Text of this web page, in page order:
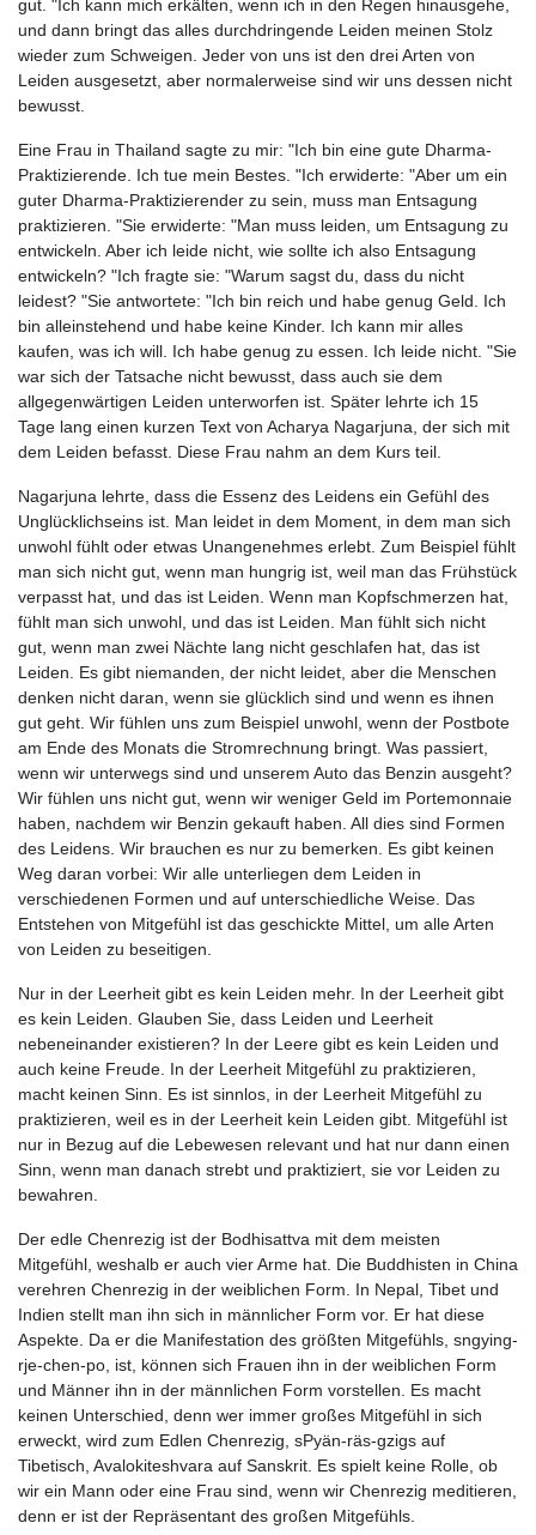
gut. "Ich kann mich erkälten, wenn ich in den Regen hinausgehe,
und dann bringt das alles durchdringende Leiden meinen Stolz
wieder zum Schweigen. Jeder von uns ist den drei Arten von
Leiden ausgesetzt, aber normalerweise sind wir uns dessen nicht
bewusst.
Eine Frau in Thailand sagte zu mir: "Ich bin eine gute Dharma-
Praktizierende. Ich tue mein Bestes. "Ich erwiderte: "Aber um ein
guter Dharma-Praktizierender zu sein, muss man Entsagung
praktizieren. "Sie erwiderte: "Man muss leiden, um Entsagung zu
entwickeln. Aber ich leide nicht, wie sollte ich also Entsagung
entwickeln? "Ich fragte sie: "Warum sagst du, dass du nicht
leidest? "Sie antwortete: "Ich bin reich und habe genug Geld. Ich
bin alleinstehend und habe keine Kinder. Ich kann mir alles
kaufen, was ich will. Ich habe genug zu essen. Ich leide nicht. "Sie
war sich der Tatsache nicht bewusst, dass auch sie dem
allgegenwärtigen Leiden unterworfen ist. Später lehrte ich 15
Tage lang einen kurzen Text von Acharya Nagarjuna, der sich mit
dem Leiden befasst. Diese Frau nahm an dem Kurs teil.
Nagarjuna lehrte, dass die Essenz des Leidens ein Gefühl des
Unglücklichseins ist. Man leidet in dem Moment, in dem man sich
unwohl fühlt oder etwas Unangenehmes erlebt. Zum Beispiel fühlt
man sich nicht gut, wenn man hungrig ist, weil man das Frühstück
verpasst hat, und das ist Leiden. Wenn man Kopfschmerzen hat,
fühlt man sich unwohl, und das ist Leiden. Man fühlt sich nicht
gut, wenn man zwei Nächte lang nicht geschlafen hat, das ist
Leiden. Es gibt niemanden, der nicht leidet, aber die Menschen
denken nicht daran, wenn sie glücklich sind und wenn es ihnen
gut geht. Wir fühlen uns zum Beispiel unwohl, wenn der Postbote
am Ende des Monats die Stromrechnung bringt. Was passiert,
wenn wir unterwegs sind und unserem Auto das Benzin ausgeht?
Wir fühlen uns nicht gut, wenn wir weniger Geld im Portemonnaie
haben, nachdem wir Benzin gekauft haben. All dies sind Formen
des Leidens. Wir brauchen es nur zu bemerken. Es gibt keinen
Weg daran vorbei: Wir alle unterliegen dem Leiden in
verschiedenen Formen und auf unterschiedliche Weise. Das
Entstehen von Mitgefühl ist das geschickte Mittel, um alle Arten
von Leiden zu beseitigen.
Nur in der Leerheit gibt es kein Leiden mehr. In der Leerheit gibt
es kein Leiden. Glauben Sie, dass Leiden und Leerheit
nebeneinander existieren? In der Leere gibt es kein Leiden und
auch keine Freude. In der Leerheit Mitgefühl zu praktizieren,
macht keinen Sinn. Es ist sinnlos, in der Leerheit Mitgefühl zu
praktizieren, weil es in der Leerheit kein Leiden gibt. Mitgefühl ist
nur in Bezug auf die Lebewesen relevant und hat nur dann einen
Sinn, wenn man danach strebt und praktiziert, sie vor Leiden zu
bewahren.
Der edle Chenrezig ist der Bodhisattva mit dem meisten
Mitgefühl, weshalb er auch vier Arme hat. Die Buddhisten in China
verehren Chenrezig in der weiblichen Form. In Nepal, Tibet und
Indien stellt man ihn sich in männlicher Form vor. Er hat diese
Aspekte. Da er die Manifestation des größten Mitgefühls, sngying-
rje-chen-po, ist, können sich Frauen ihn in der weiblichen Form
und Männer ihn in der männlichen Form vorstellen. Es macht
keinen Unterschied, denn wer immer großes Mitgefühl in sich
erweckt, wird zum Edlen Chenrezig, sPyän-räs-gzigs auf
Tibetisch, Avalokiteshvara auf Sanskrit. Es spielt keine Rolle, ob
wir ein Mann oder eine Frau sind, wenn wir Chenrezig meditieren,
denn er ist der Repräsentant des großen Mitgefühls.